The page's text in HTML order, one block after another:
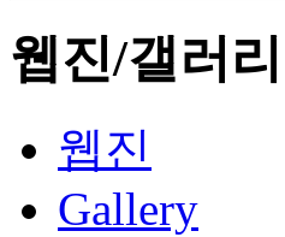
웹진/갤러리
웹진
Gallery